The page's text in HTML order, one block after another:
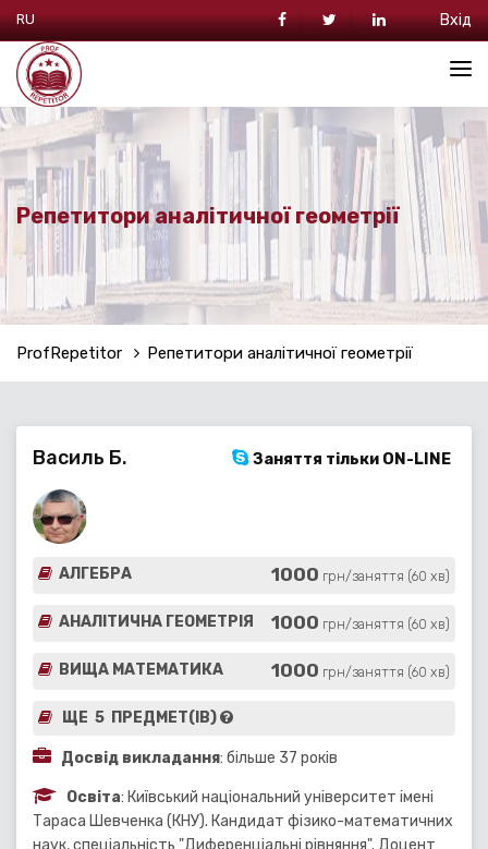
RU Вхід
Репетитори аналітичної геометрії
ProfRepetitor Репетитори аналітичної геометрії
Василь Б. Заняття тільки ON-LINE
АЛГЕБРА 1000 грн/заняття (60 хв)
АНАЛІТИЧНА ГЕОМЕТРІЯ 1000 грн/заняття (60 хв)
ВИЩА МАТЕМАТИКА 1000 грн/заняття (60 хв)
ЩЕ 5 ПРЕДМЕТ(ІВ)
Досвід викладання: більше 37 років
Освіта: Київський національний університет імені
Тараса Шевченка (КНУ). Кандидат фізико-математичних
наук, спеціальність "Диференціальні рівняння". Доцент